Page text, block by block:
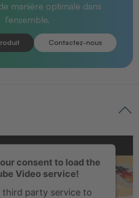
manière optimale dans
l'ensemble.
Contactez-nous
consent to load the
Video service!
third party service to